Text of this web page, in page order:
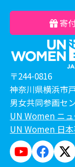
寄
〒244-0816
神奈川県横浜市
男女共同参画セ
UN Women ニ
UN Women 日